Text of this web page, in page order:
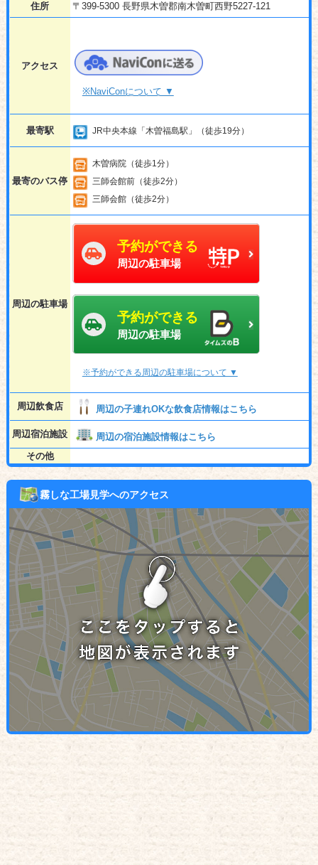
住所 〒399-5300 長野県木曽郡南木曽町西野5227-121
アクセス
※NaviConについて ▼
最寄駅 JR中央本線「木曽福島駅」（徒歩19分）
最寄のバス停
木曽病院（徒歩1分）
三師会館前（徒歩2分）
三師会館（徒歩2分）
周辺の駐車場
予約ができる
周辺の駐車場
予約ができる
周辺の駐車場
※予約ができる周辺の駐車場について ▼
周辺飲食店 周辺の子連れOKな飲食店情報はこちら
周辺宿泊施設
周辺の宿泊施設情報はこちら
その他
霧しな工場見学へのアクセス